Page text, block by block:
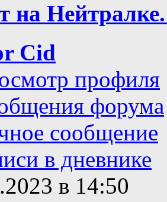
на
Cid
профиля
форума
сообщение
в дневнике
в 14:50